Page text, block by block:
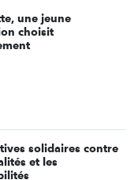
une jeune
choisit
solidaires contre
et les